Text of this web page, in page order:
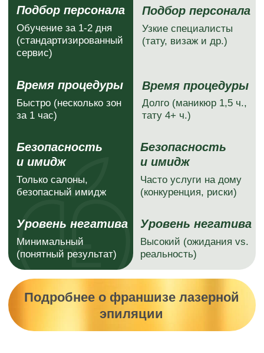
выручка
1 000 000 ₽
Рентабельность
салонов
45%
месяцев
Средний срок
8 недель
СТАЛИ МИЛЛИАРДНОЙ
КОМПАНИЕЙ
заработали
1 млрд +